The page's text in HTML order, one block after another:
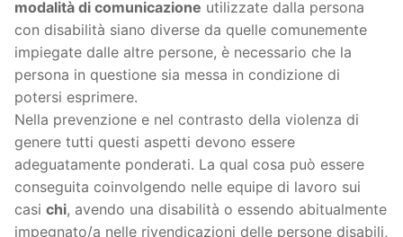
modalità di comunicazione utilizzate dalla persona
con disabilità siano diverse da quelle comunemente
impiegate dalle altre persone, è necessario che la
persona in questione sia messa in condizione di
potersi esprimere.
Nella prevenzione e nel contrasto della violenza di
genere tutti questi aspetti devono essere
adeguatamente ponderati. La qual cosa può essere
conseguita coinvolgendo nelle equipe di lavoro sui
casi chi, avendo una disabilità o essendo abitualmente
impegnato/a nelle rivendicazioni delle persone disabili,